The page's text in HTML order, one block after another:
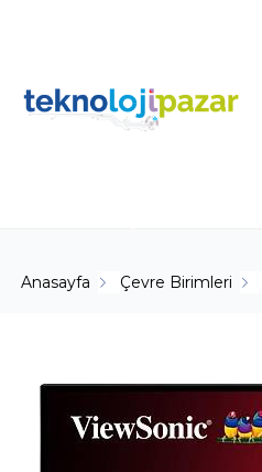
Anasayfa Çevre Birimleri